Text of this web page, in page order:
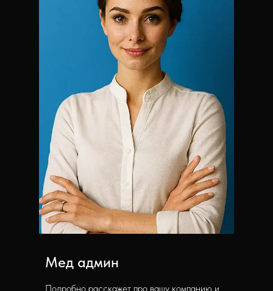
Подробно расскажет про вашу компанию и
Мед админ